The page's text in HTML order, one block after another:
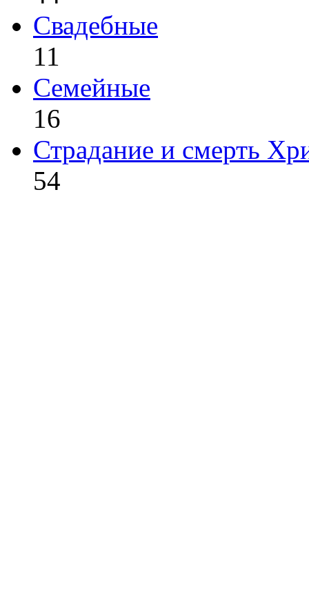
Свадебные
11
Семейные
16
Страдание и смерть
54